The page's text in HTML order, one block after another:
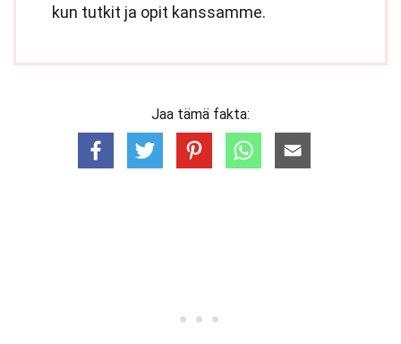
kun tutkit ja opit kanssamme.
Jaa tämä fakta: